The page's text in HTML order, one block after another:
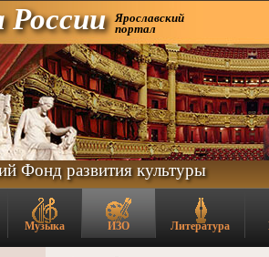
России Ярославский
портал
Фонд развития культуры
Музыка ИЗО Литература